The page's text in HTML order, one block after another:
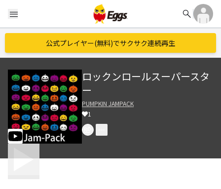
menu search
公式プレイヤー(無料)でサクサク連続再生
ロックンロールスーパースタ
ー
PUMPKIN JAMPACK
1